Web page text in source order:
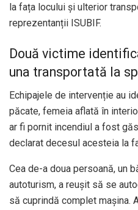
la fața locului și ulterior
reprezentanții ISUBIF.
Două victime
una transportată la
Echipajele de intervenție au
păcate, femeia aflată în
ar fi pornit incendiul a fost
declarat decesul acesteia la
Cea de-a doua persoană, un
autoturism, a reușit să se
să cuprindă complet mașina.